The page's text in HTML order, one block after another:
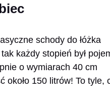
schody do łóżka
każdy stopień był
o wymiarach 40 cm
około 150 litrów! To tyle,